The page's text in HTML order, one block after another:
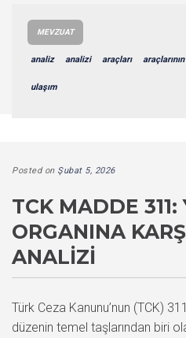
MEVZUAT
analiz analizi araçları araçlarının
ulaşım
Posted on Şubat 5, 2026
TCK MADDE 311:
ORGANINA
ANALIZI
Türk Ceza Kanunu’nun (TCK)
düzenin temel taşlarından biri